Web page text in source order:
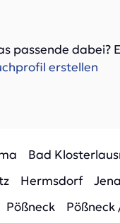
passende dabei?
erstellen
Bad
Hermsdorf Jena
Pößneck